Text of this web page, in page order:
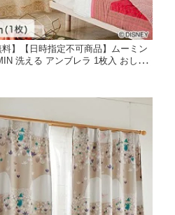
料】【日時指定不可商品】ムーミン
洗える アンブレラ 1枚入 おしゃ
供部屋 引越し 新生活 レースカー
ラ 1枚入 日本製 100×198cm×1枚